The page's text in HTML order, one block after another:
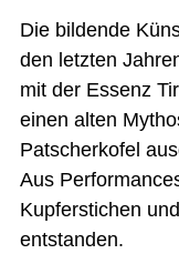
Die bildende
den letzten
mit der Essenz
einen alten
Patscherkofel
Aus
Kupferstichen
entstanden.